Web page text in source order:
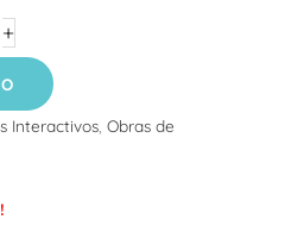
+
Interactivos, Obras de